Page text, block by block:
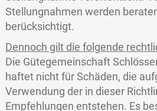
Stellungnahmen werden
berücksichtigt.
Dennoch gilt die folgende
Die Gütegemeinschaft
haftet nicht für Schäden, die
Verwendung der in dieser
Empfehlungen entstehen. Es